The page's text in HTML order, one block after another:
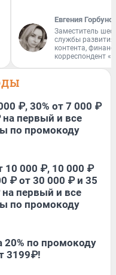
Евгения
Заместитель
службы
контента,
корреспондент
₽, 30% от 7 000 ₽
на первый и все
по промокоду
10 000 ₽, 10 000 ₽
₽ от 30 000 ₽ и 35
первый и все
по промокоду
20% по промокоду
3199₽!